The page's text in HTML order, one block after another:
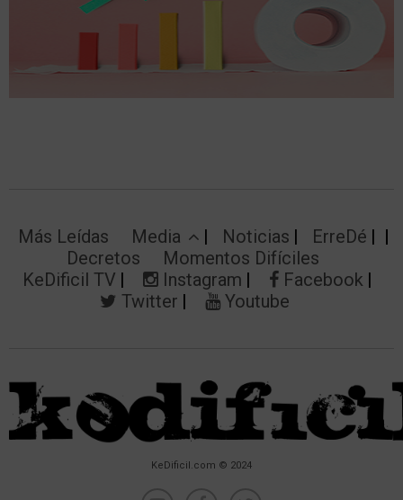
Más Leídas Media Noticias
ErreDé
Decretos
Momentos Difíciles
KeDificil TV
Instagram
Facebook
Twitter
Youtube
KeDificil.com © 2024